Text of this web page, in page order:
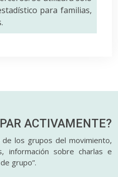
para familias,
ACTIVAMENTE?
los grupos del movimiento,
información sobre charlas e
grupo”.